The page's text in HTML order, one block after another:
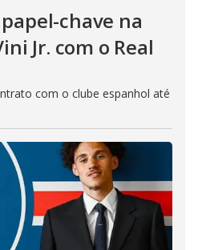
chave na
Jr. com o Real
com o clube espanhol até